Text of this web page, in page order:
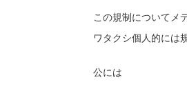
この規制についてメ
ワタクシ個人的には
公には